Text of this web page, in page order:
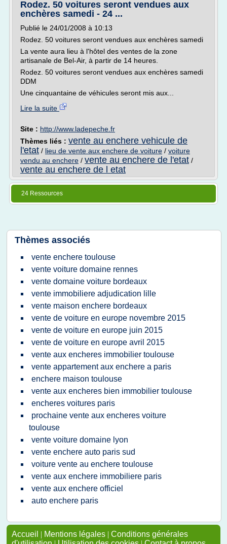
Rodez. 50 voitures seront vendues aux
enchères samedi - 24 ...
Publié le 24/01/2008 à 10:13
Rodez. 50 voitures seront vendues aux enchères samedi
La vente aura lieu à l'hôtel des ventes de la zone
artisanale de Bel-Air, à partir de 14 heures.
Rodez. 50 voitures seront vendues aux enchères samedi
DDM
Une cinquantaine de véhicules seront mis aux...
Lire la suite
Site : http://www.ladepeche.fr
Thèmes liés : vente au enchere vehicule de
l'etat / lieu de vente aux enchere de voiture / voiture
vendu au enchere / vente au enchere de l'etat /
vente au enchere de l etat
24 Ressources
Thèmes associés
vente enchere toulouse
vente voiture domaine rennes
vente domaine voiture bordeaux
vente immobiliere adjudication lille
vente maison enchere bordeaux
vente de voiture en europe novembre 2015
vente de voiture en europe juin 2015
vente de voiture en europe avril 2015
vente aux encheres immobilier toulouse
vente appartement aux enchere a paris
enchere maison toulouse
vente aux encheres bien immobilier toulouse
encheres voitures paris
prochaine vente aux encheres voiture
toulouse
vente voiture domaine lyon
vente enchere auto paris sud
voiture vente au enchere toulouse
vente aux enchere immobiliere paris
vente aux enchere officiel
auto enchere paris
Accueil | Mentions légales | Conditions générales